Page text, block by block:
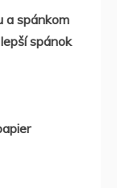
a spánkom
spánok